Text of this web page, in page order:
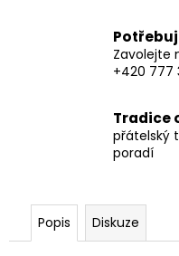
Zavolejte
+420 777
Tradice
přátelský
poradí
Popis Diskuze